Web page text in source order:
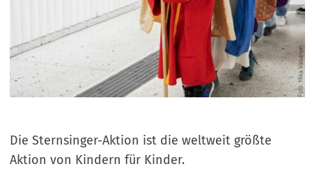
Die Sternsinger-Aktion ist die weltweit größte
Aktion von Kindern für Kinder.